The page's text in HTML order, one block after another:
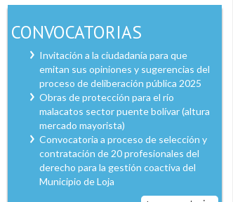
CONVOCATORIAS
Invitación a la ciudadanía para que
emitan sus opiniones y sugerencias del
proceso de deliberación pública 2025
Obras de protección para el río
malacatos sector puente bolívar (altura
mercado mayorista)
Convocatoria a proceso de selección y
contratación de 20 profesionales del
derecho para la gestión coactiva del
Municipio de Loja